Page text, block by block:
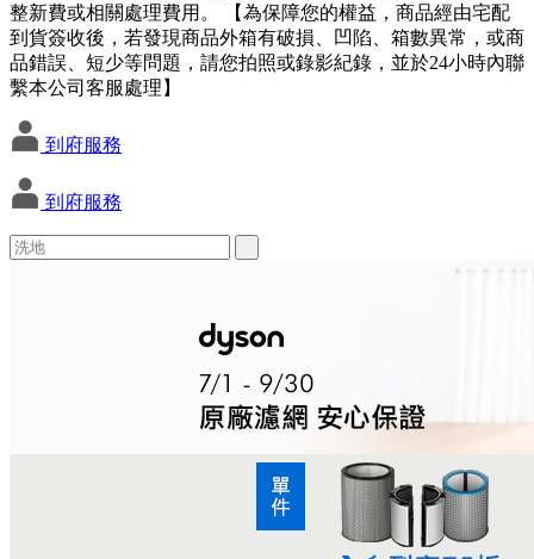
整新費或相關處理費用。 【為保障您的權益，商品經由宅配
到貨簽收後，若發現商品外箱有破損、凹陷、箱數異常，或商
品錯誤、短少等問題，請您拍照或錄影紀錄，並於24小時內聯
繫本公司客服處理】
到府服務
到府服務